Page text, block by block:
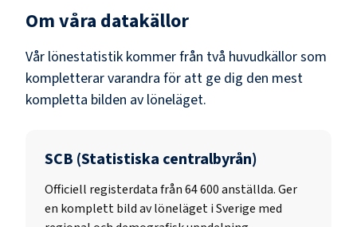
Om våra datakällor
Vår lönestatistik kommer från två huvudkällor som
kompletterar varandra för att ge dig den mest
kompletta bilden av löneläget.
SCB (Statistiska centralbyrån)
Officiell registerdata från64 600anställda. Ger
en komplett bild av löneläget i Sverige med